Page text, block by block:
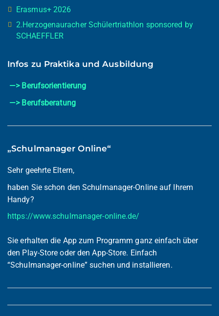
Erasmus+ 2026
2.Herzogenauracher Schülertriathlon sponsored by
SCHAEFFLER
Infos zu Praktika und Ausbildung
—> Berufsorientierung
—> Berufsberatung
„Schulmanager Online“
Sehr geehrte Eltern,
haben Sie schon den Schulmanager-Online auf Ihrem
Handy?
https://www.schulmanager-online.de/
Sie erhalten die App zum Programm ganz einfach über
den Play-Store oder den App-Store. Einfach
“Schulmanager-online” suchen und installieren.